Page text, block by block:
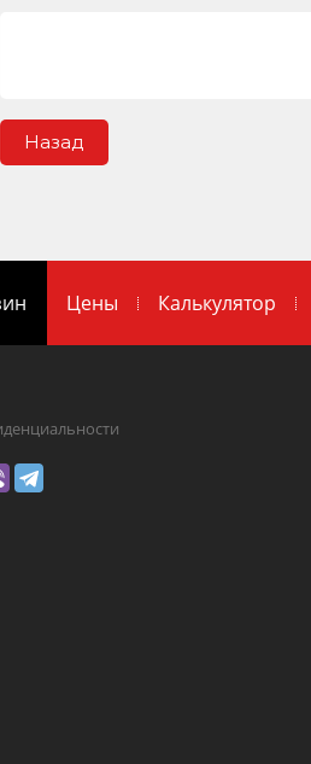
Назад
Цены Калькулятор